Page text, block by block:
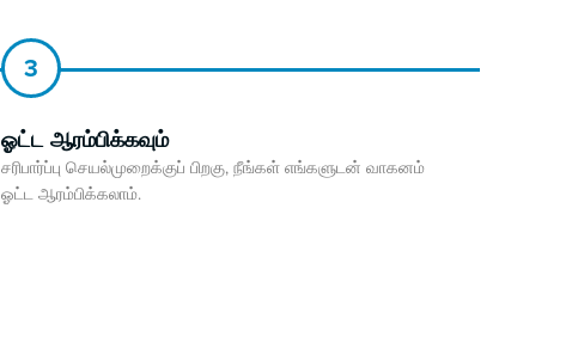
ஓட்ட ஆரம்பிக்கவும்
சரிபார்ப்பு செயல்முறைக்குப் பிறகு, நீங்கள் எங்களுடன் வாகனம்
ஓட்ட ஆரம்பிக்கலாம்.